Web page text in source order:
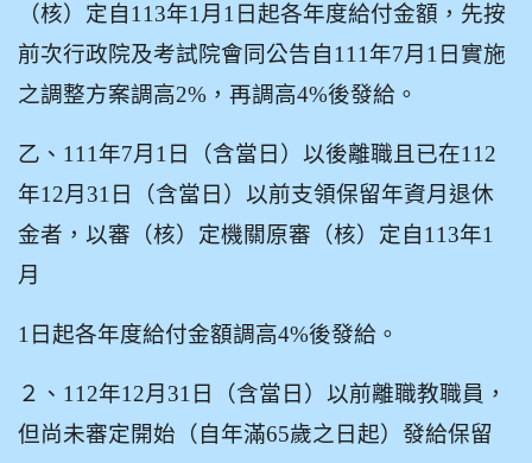
（核）定自113年1月1日起各年度給付金額，先按
前次行政院及考試院會同公告自111年7月1日實施
之調整方案調高2%，再調高4%後發給。
乙、111年7月1日（含當日）以後離職且已在112
年12月31日（含當日）以前支領保留年資月退休
金者，以審（核）定機關原審（核）定自113年1
月
1 日起各年度給付金額調高4%後發給。
２、112年12月31日（含當日）以前離職教職員，
但尚未審定開始（自年滿65歲之日起）發給保留